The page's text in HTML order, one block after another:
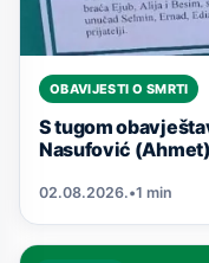
OBAVIJESTI O SMRTI
S tugom
Nasufović
02.08.2026.•1 min